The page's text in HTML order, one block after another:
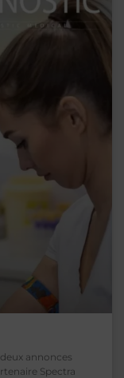
annonces
Spectra